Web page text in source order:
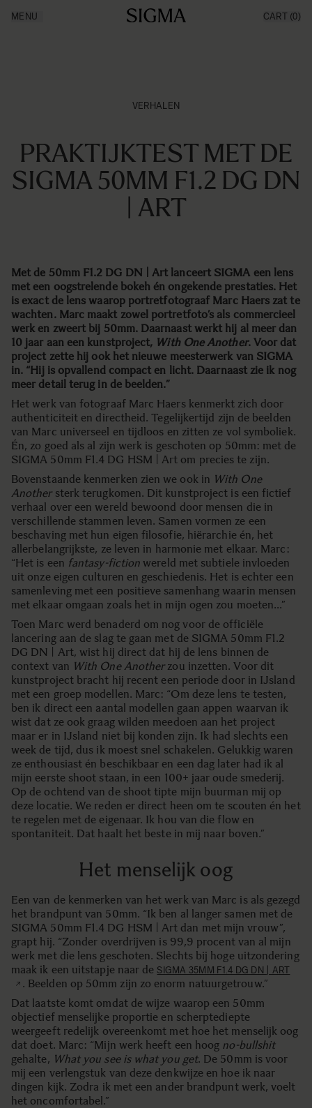
Producten
MENU CART (0)
VERHALEN
PRAKTIJKTEST MET DE
SIGMA 50MM F1.2 DG DN
| ART
Met de 50mm F1.2 DG DN | Art lanceert SIGMA een lens
met een oogstrelende bokeh én ongekende prestaties. Het
is exact de lens waarop portretfotograaf Marc Haers zat te
wachten. Marc maakt zowel portretfoto’s als commercieel
werk en zweert bij 50mm. Daarnaast werkt hij al meer dan
10 jaar aan een kunstproject, With One Another. Voor dat
project zette hij ook het nieuwe meesterwerk van SIGMA
in. “Hij is opvallend compact en licht. Daarnaast zie ik nog
meer detail terug in de beelden.”
Het werk van fotograaf Marc Haers kenmerkt zich door
authenticiteit en directheid. Tegelijkertijd zijn de beelden
van Marc universeel en tijdloos en zitten ze vol symboliek.
Én, zo goed als al zijn werk is geschoten op 50mm: met de
SIGMA 50mm F1.4 DG HSM | Art om precies te zijn.
Bovenstaande kenmerken zien we ook in With One
Another sterk terugkomen. Dit kunstproject is een fictief
verhaal over een wereld bewoond door mensen die in
verschillende stammen leven. Samen vormen ze een
beschaving met hun eigen filosofie, hiërarchie én, het
allerbelangrijkste, ze leven in harmonie met elkaar. Marc:
“Het is een fantasy-fiction wereld met subtiele invloeden
uit onze eigen culturen en geschiedenis. Het is echter een
samenleving met een positieve samenhang waarin mensen
met elkaar omgaan zoals het in mijn ogen zou moeten…”
Toen Marc werd benaderd om nog voor de officiële
lancering aan de slag te gaan met de SIGMA 50mm F1.2
DG DN | Art, wist hij direct dat hij de lens binnen de
context van With One Another zou inzetten. Voor dit
kunstproject bracht hij recent een periode door in IJsland
met een groep modellen. Marc: “Om deze lens te testen,
ben ik direct een aantal modellen gaan appen waarvan ik
wist dat ze ook graag wilden meedoen aan het project
maar er in IJsland niet bij konden zijn. Ik had slechts een
week de tijd, dus ik moest snel schakelen. Gelukkig waren
ze enthousiast én beschikbaar en een dag later had ik al
mijn eerste shoot staan, in een 100+ jaar oude smederij.
Op de ochtend van de shoot tipte mijn buurman mij op
deze locatie. We reden er direct heen om te scouten én het
te regelen met de eigenaar. Ik hou van die flow en
spontaniteit. Dat haalt het beste in mij naar boven.”
Het menselijk oog
Een van de kenmerken van het werk van Marc is als gezegd
het brandpunt van 50mm. “Ik ben al langer samen met de
SIGMA 50mm F1.4 DG HSM | Art dan met mijn vrouw”,
grapt hij. “Zonder overdrijven is 99,9 procent van al mijn
werk met die lens geschoten. Slechts bij hoge uitzondering
maak ik een uitstapje naar de SIGMA 35MM F1.4 DG DN | ART
. Beelden op 50mm zijn zo enorm natuurgetrouw.”
Dat laatste komt omdat de wijze waarop een 50mm
objectief menselijke proportie en scherptediepte
weergeeft redelijk overeenkomt met hoe het menselijk oog
dat doet. Marc: “Mijn werk heeft een hoog no-bullshit
gehalte, What you see is what you get. De 50mm is voor
mij een verlengstuk van deze denkwijze en hoe ik naar
dingen kijk. Zodra ik met een ander brandpunt werk, voelt
het oncomfortabel.”